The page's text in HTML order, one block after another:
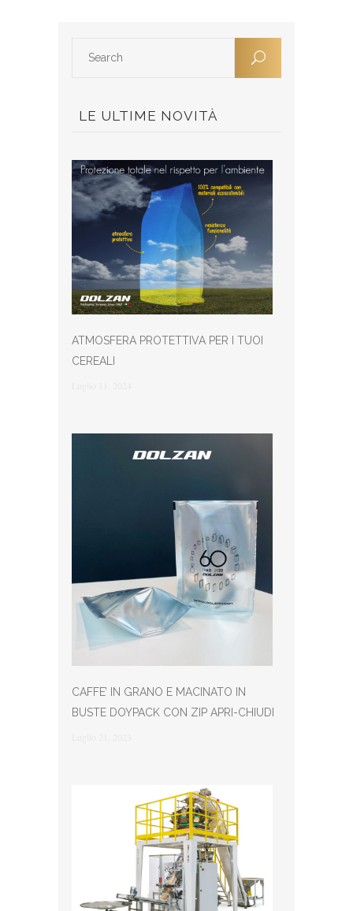
LE ULTIME NOVITÀ
ATMOSFERA PROTETTIVA PER I TUOI
CEREALI
CAFFE’ IN GRANO E MACINATO IN
BUSTE DOYPACK CON ZIP APRI-CHIUDI